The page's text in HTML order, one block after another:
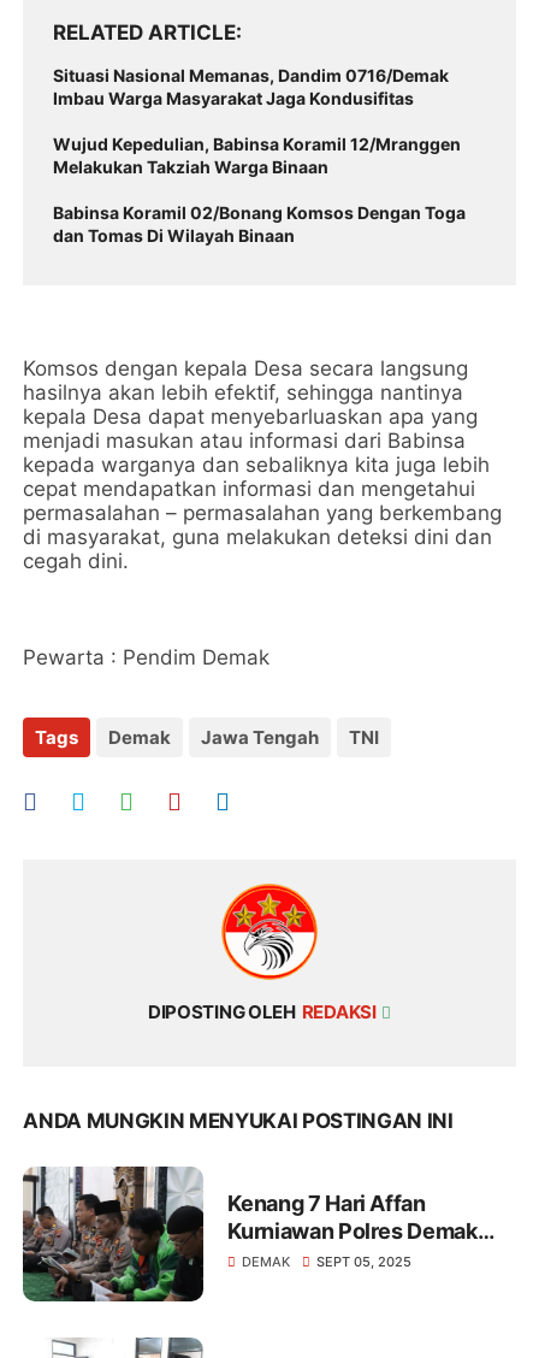
RELATED ARTICLE
Situasi Nasional Memanas, Dandim 0716/Demak
Imbau Warga Masyarakat Jaga Kondusifitas
Wujud Kepedulian, Babinsa Koramil 12/Mranggen
Melakukan Takziah Warga Binaan
Babinsa Koramil 02/Bonang Komsos Dengan Toga
dan Tomas Di Wilayah Binaan
Komsos dengan kepala Desa secara langsung
hasilnya akan lebih efektif, sehingga nantinya
kepala Desa dapat menyebarluaskan apa yang
menjadi masukan atau informasi dari Babinsa
kepada warganya dan sebaliknya kita juga lebih
cepat mendapatkan informasi dan mengetahui
permasalahan – permasalahan yang berkembang
di masyarakat, guna melakukan deteksi dini dan
cegah dini.
Pewarta : Pendim Demak
Tags Demak Jawa Tengah TNI
DIPOSTING OLEH REDAKSI
ANDA MUNGKIN MENYUKAI POSTINGAN INI
Kenang 7 Hari Affan
Kurniawan Polres Demak
dan Komunitas Ojol Gelar
DEMAK SEPT 05, 2025